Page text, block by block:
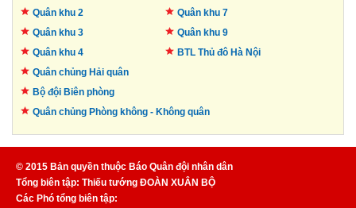
Quân khu 2
Quân khu 3
Quân khu 4
Quân khu 7
Quân khu 9
BTL Thủ đô Hà Nội
Quân chủng Hải quân
Bộ đội Biên phòng
Quân chủng Phòng không - Không quân
© 2015 Bản quyền thuộc Báo Quân đội nhân dân
Tổng biên tập: Thiếu tướng ĐOÀN XUÂN BỘ
Các Phó tổng biên tập: